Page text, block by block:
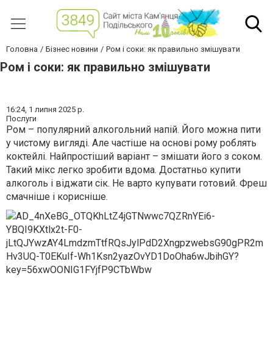
Головна Бізнес новини Ром і соки: як правильно змішувати
Ром і соки: як правильно змішувати
16:24, 1 липня 2025 р.
Послуги
Ром – популярний алкогольний напій. Його можна пити
у чистому вигляді. Але частіше на основі рому роблять
коктейлі. Найпростіший варіант – змішати його з соком.
Такий мікс легко зробити вдома. Достатньо купити
алкоголь і віджати сік. Не варто купувати готовий. Фреш
смачніше і корисніше.